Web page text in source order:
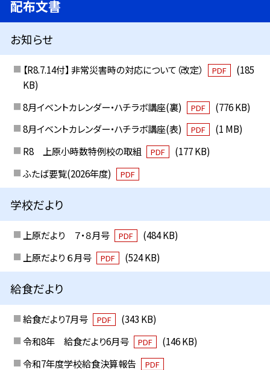
配布文書
お知らせ
【R8.7.14付】 非常災害時の対応について（改定） PDF
(185
KB)
8月イベントカレンダー・ハチラボ講座(裏)
PDF
(776 KB)
8月イベントカレンダー・ハチラボ講座(表)
PDF
(1 MB)
R8 上原小時数特例校の取組
PDF
(177 KB)
ふたば要覧(2026年度)
PDF
学校だより
上原だより ７・８月号 PDF
(484 KB)
上原だより ６月号
PDF (524 KB)
給食だより
給食だより7月号 PDF
(343 KB)
令和8年 給食だより6月号
PDF
(146 KB)
令和7年度学校給食決算報告
PDF